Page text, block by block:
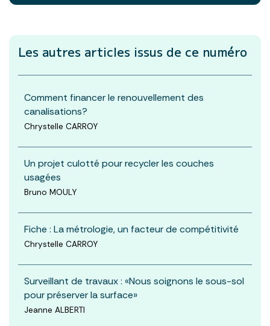
Les autres articles issus de ce numéro
Comment financer le renouvellement des
canalisations?
Chrystelle CARROY
Un projet culotté pour recycler les couches
usagées
Bruno MOULY
Fiche : La métrologie, un facteur de compétitivité
Chrystelle CARROY
Surveillant de travaux : «Nous soignons le sous-sol
pour préserver la surface»
Jeanne ALBERTI